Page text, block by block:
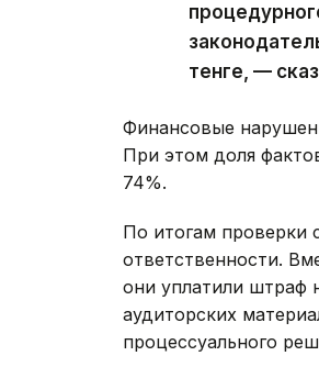
тенге, —
Финансовые
При этом доля
74%.
По итогам проверки
ответственности.
они уплатили штраф
аудиторских
процессуального